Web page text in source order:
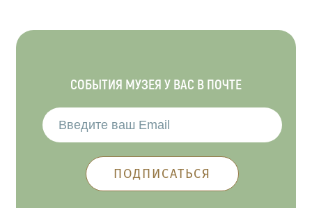
СОБЫТИЯ МУЗЕЯ У ВАС В ПОЧТЕ